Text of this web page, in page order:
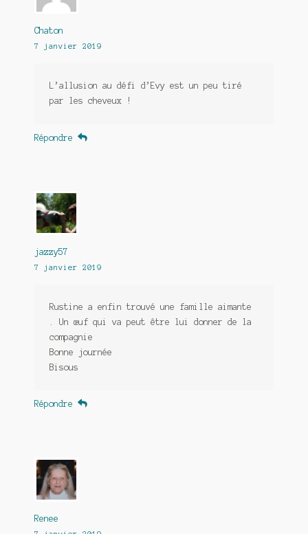
Chaton
7 janvier 2019
L’allusion au défi d’Evy est un peu tiré
par les cheveux !
Répondre
jazzy57
7 janvier 2019
Rustine a enfin trouvé une famille aimante
. Un œuf qui va peut être lui donner de la
compagnie
Bonne journée
Bisous
Répondre
Renee